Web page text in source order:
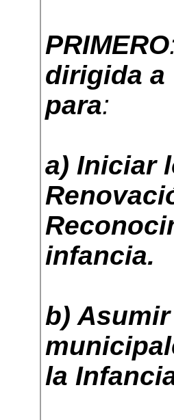
PRIMERO
dirigida a
para:
a) Iniciar
infancia.
b)
la